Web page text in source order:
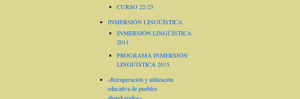
CURSO 22-23
INMERSIÓN LINGÜÍSTICA
INMERSIÓN LINGÜÍSTICA
2011
PROGRAMA INMERSIÓN
LINGÜÍSTICA 2015
«Recuperación y utilización
educativa de pueblos
abandonados»